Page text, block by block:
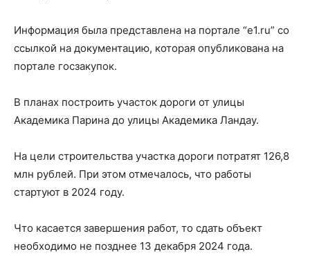
Информация была представлена на портале “e1.ru” со
ссылкой на документацию, которая опубликована на
портале госзакупок.
В планах построить участок дороги от улицы
Академика Парина до улицы Академика Ландау.
На цели строительства участка дороги потратят 126,8
млн рублей. При этом отмечалось, что работы
стартуют в 2024 году.
Что касается завершения работ, то сдать объект
необходимо не позднее 13 декабря 2024 года.